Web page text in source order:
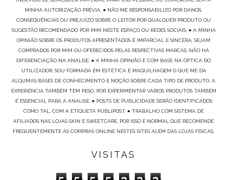
MINHA AUTORIZAÇÃO PRÉVIA. ● NÃO ME RESPONSABILIZO POR DANOS,
CONSEQUÊNCIAS OU PREJUÍZO SOBRE O LEITOR POR QUALQUER PRODUTO OU
SUGESTÃO RECOMENDADO POR MIM NESTE ESPAÇO OU REDES SOCIAIS. ● A MINHA
OPINIÃO SOBRE OS PRODUTOS APRESENTADOS É IMPARCIAL E SINCERA, SEJAM
COMPRADOS POR MIM OU OFERECIDOS PELAS RESPECTIVAS MARCAS, NÃO HÁ
DIFERENCIAÇÃO NA ANÁLISE. ● A MINHA OPINIÃO É COM BASE NA ÓPTICA DO
UTILIZADOR, SOU FORMADA EM ESTÉTICA E MAQUILHAGEM O QUE ME DÁ
ALGUMAS BASES DE CONHECIMENTO E NOÇÃO SOBRE CADA TIPO DE PRODUTO, A
EXPERIÊNCIA TAMBÉM TEM PESO, POR EXPERIMENTAR VÁRIOS PRODUTOS TAMBÉM
É ESSENCIAL PARA A ANÁLISE. ● POSTS DE PUBLICIDADE SERÃO IDENTIFICADOS
COMO TAL, COM A ETIQUETA PUBLIPOST. ● TRABALHO COM SISTEMA DE
AFILIADOS NAS LOJAS SKIN E SWEETCARE, POR ISSO É NORMAL QUE RECOMENDE
FREQUENTEMENTE AS COMPRAS ONLINE NESTES SITES ALÉM DAS LOJAS FÍSICAS.
VISITAS